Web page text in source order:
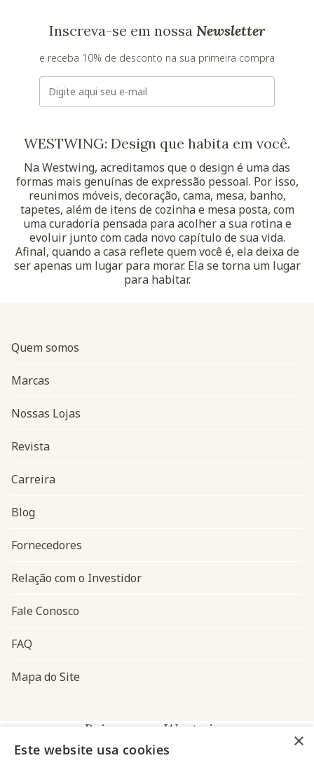
Inscreva-se em nossa Newsletter
e receba 10% de desconto na sua primeira compra
E-mail
WESTWING: Design que habita em você.
Na Westwing, acreditamos que o design é uma das
formas mais genuínas de expressão pessoal. Por isso,
reunimos móveis, decoração, cama, mesa, banho,
tapetes, além de itens de cozinha e mesa posta, com
uma curadoria pensada para acolher a sua rotina e
evoluir junto com cada novo capítulo de sua vida.
Afinal, quando a casa reflete quem você é, ela deixa de
ser apenas um lugar para morar. Ela se torna um lugar
para habitar.
Navegação do rodapé
Quem somos
Marcas
Nossas Lojas
Revista
Carreira
Blog
Fornecedores
Relação com o Investidor
Fale Conosco
FAQ
Mapa do Site
Baixe o app Westwing
×
Este website usa cookies